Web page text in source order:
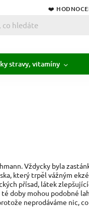
❤️
stravy, vitamíny
Vždycky byla
který trpěl vážným
přísad, látek
doby mohou podobné
neprodáváme nic,